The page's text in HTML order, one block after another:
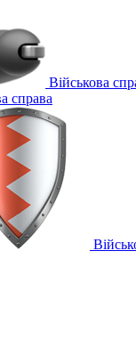
Військова
справа